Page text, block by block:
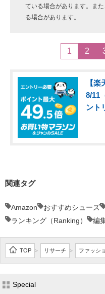
ている場合があります。ま
る場合があります。
1 2
【
8/11
ント
関連タグ
Amazon おすすめシューズ
ランキング（Ranking）
編
TOP > リサーチ > ファッシ
Special